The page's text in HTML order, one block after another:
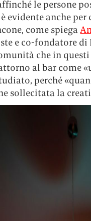
le persone
evidente anche per
come spiega
e co-fondatore di
che in
al bar come
perché
sollecitata la